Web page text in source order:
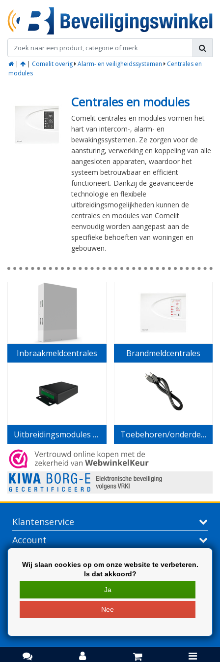
| | Comelit overig Alarm- en veiligheidssystemen
Centrales en
modules
Centrales en modules
Comelit centrales en modules vormen het
hart van intercom-, alarm- en
bewakingssystemen. Ze zorgen voor de
aansturing, verwerking en koppeling van alle
aangesloten apparaten, waardoor het
systeem betrouwbaar en efficiënt
functioneert. Dankzij de geavanceerde
technologie en flexibele
uitbreidingsmogelijkheden kunnen de
centrales en modules van Comelit
eenvoudig worden aangepast aan de
specifieke behoeften van woningen en
gebouwen.
Inbraakmeldcentrales Brandmeldcentrales
Uitbreidingsmodules voor bewakingssystemen Toebehoren/onderdelen voor alarmsysteem
Klantenservice
Account
Wij slaan cookies op om onze website te verbeteren.
Is dat akkoord?
Ja
Nee